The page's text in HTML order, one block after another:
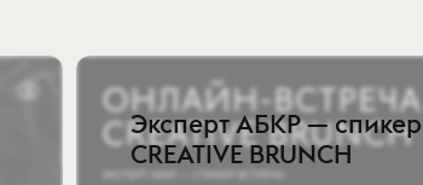
Эксперт АБКР — спикер
CREATIVE BRUNCH